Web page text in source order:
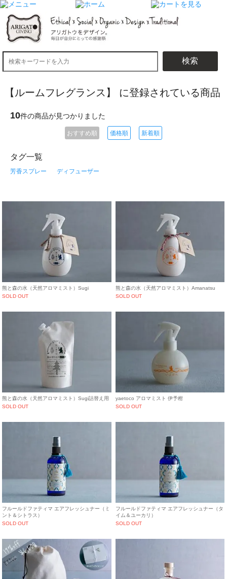
検索
【ルームフレグランス】 に登録されている商品
10件の商品が見つかりました
おすすめ順 価格順 新着順
タグ一覧
芳香スプレー ディフューザー
熊と森の水（天然アロマミスト）Sugi
SOLD OUT
熊と森の水（天然アロマミスト）Amanatsu
SOLD OUT
熊と森の水（天然アロマミスト）Sugi詰替え用
SOLD OUT
yaetoco アロマミスト 伊予柑
SOLD OUT
フルールドファティマ エアフレッシュナー（ミ
ント＆シトラス）
SOLD OUT
フルールドファティマ エアフレッシュナー（タ
イム＆ユーカリ）
SOLD OUT